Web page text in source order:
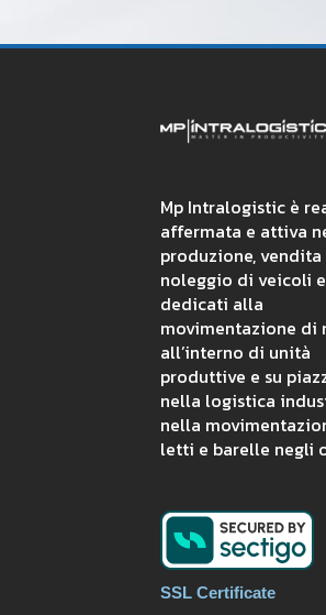
Mp Intralogistic è
affermata e attiva
produzione, vendita
noleggio di veicoli
dedicati alla
movimentazione di
all’interno di unità
produttive e su
nella logistica
nella
letti e barelle negli
SSL Certificate